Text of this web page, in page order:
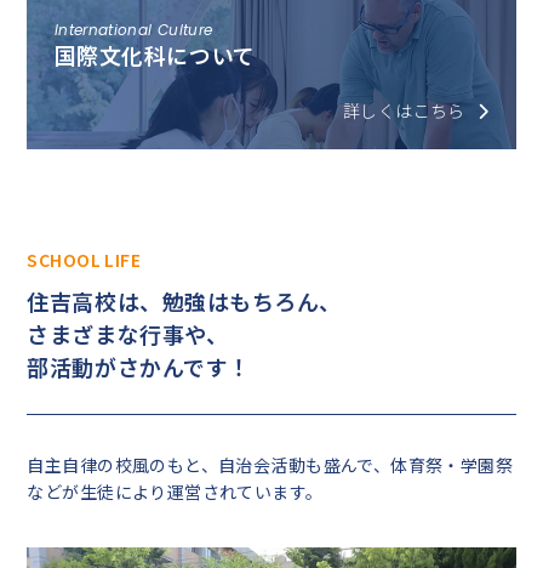
International Culture
国際文化科について
詳しくはこちら
SCHOOL LIFE
住吉高校は、勉強はもちろん、
さまざまな行事や、
部活動がさかんです！
自主自律の校風のもと、自治会活動も盛んで、体育祭・学園祭
などが生徒により運営されています。